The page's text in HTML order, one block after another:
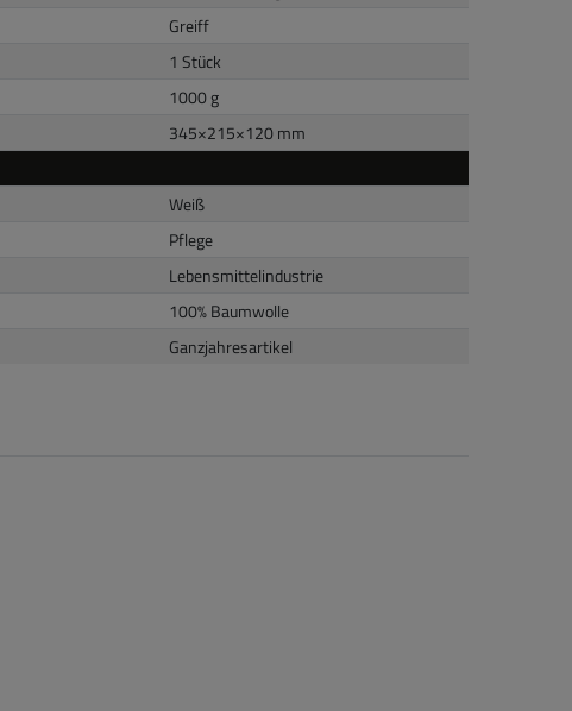
Greiff
1 Stück
1000 g
345×215×120mm
Weiß
Pflege
Lebensmittelindustrie
100% Baumwolle
Ganzjahresartikel